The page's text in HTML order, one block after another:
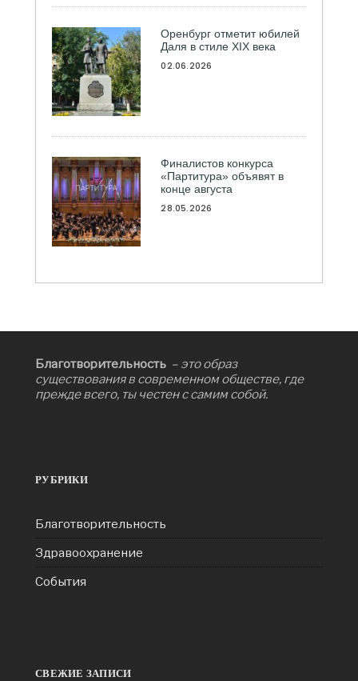
Оренбург отметит юбилей
Даля в стиле XIX века
02.06.2026
Финалистов конкурса
«Партитура» объявят в
конце августа
28.05.2026
Благотворительность – это образ
существования в современном обществе, где
прежде всего, ты честен с самим собой.
РУБРИКИ
Благотворительность
Здравоохранение
События
СВЕЖИЕ ЗАПИСИ